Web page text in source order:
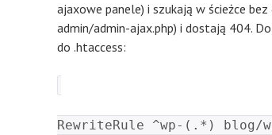
ajaxowe panele) i szukają w ścieżce
admin/admin-ajax.php) i dostają 404.
do .htaccess:
RewriteRule ^wp-(.*) blog/